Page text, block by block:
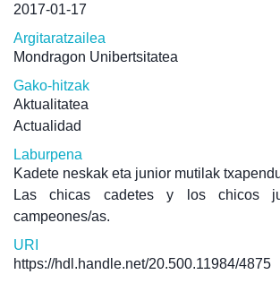
2017-01-17
Argitaratzailea
Mondragon Unibertsitatea
Gako-hitzak
Aktualitatea
Actualidad
Laburpena
Kadete neskak eta junior mutilak
Las chicas cadetes y los chicos
campeones/as.
URI
https://hdl.handle.net/20.500.11984/4875